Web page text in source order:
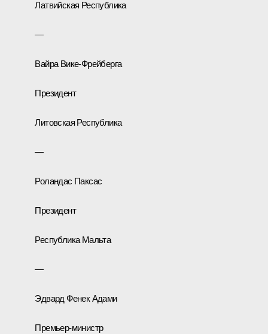
Латвийская Республика
—
Вайра Вике-Фрейберга
Президент
Литовская Республика
—
Роландас Паксас
Президент
Республика Мальта
—
Эдвард Фенек Адами
Премьер-министр